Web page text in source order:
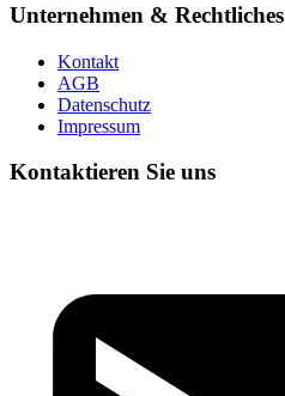
Unternehmen & Rechtliches
Kontakt
AGB
Datenschutz
Impressum
Kontaktieren Sie uns